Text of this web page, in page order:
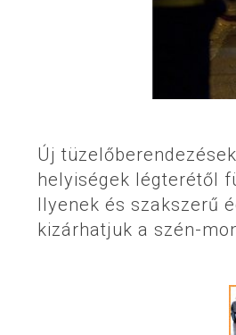
Új
helyiségek légterétől
Ilyenek és szakszerű
kizárhatjuk a szén-